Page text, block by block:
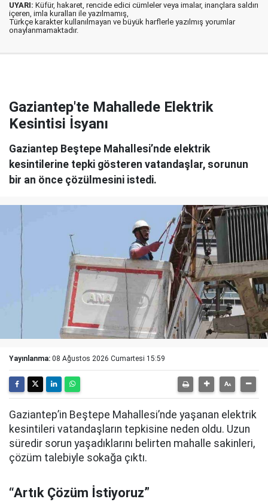
UYARI: Küfür, hakaret, rencide edici cümleler veya imalar, inançlara saldırı
içeren, imla kuralları ile yazılmamış,
Türkçe karakter kullanılmayan ve büyük harflerle yazılmış yorumlar
onaylanmamaktadır.
Gaziantep'te Mahallede Elektrik
Kesintisi İsyanı
Gaziantep Beştepe Mahallesi’nde elektrik
kesintilerine tepki gösteren vatandaşlar, sorunun
bir an önce çözülmesini istedi.
Yayınlanma: 08 Ağustos 2026 Cumartesi 15:59
Gaziantep’in Beştepe Mahallesi’nde yaşanan elektrik
kesintileri vatandaşların tepkisine neden oldu. Uzun
süredir sorun yaşadıklarını belirten mahalle sakinleri,
çözüm talebiyle sokağa çıktı.
“Artık Çözüm İstiyoruz”